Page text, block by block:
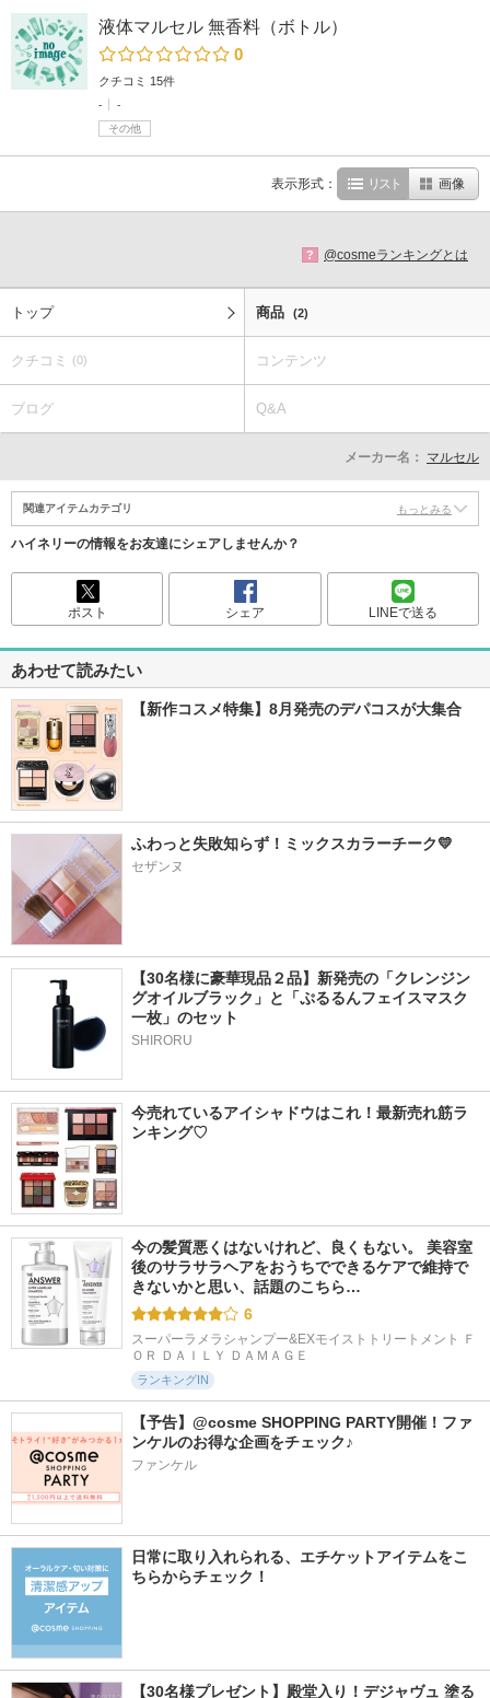
液体マルセル 無香料（ボトル）
0
クチコミ 15件
-
-
その他
表示形式： リスト 画像
? @cosmeランキングとは
トップ 商品 (2)
クチコミ (0) コンテンツ
ブログ Q&A
メーカー名： マルセル
関連アイテムカテゴリ もっとみる
ハイネリーの情報をお友達にシェアしませんか？
ポスト シェア LINEで送る
あわせて読みたい
【新作コスメ特集】8月発売のデパコスが大集合
ふわっと失敗知らず！ミックスカラーチーク💛
セザンヌ
【30名様に豪華現品２品】新発売の「クレンジン
グオイルブラック」と「ぷるるんフェイスマスク
一枚」のセット
SHIRORU
今売れているアイシャドウはこれ！最新売れ筋ラ
ンキング♡
今の髪質悪くはないけれど、良くもない。 美容室
後のサラサラヘアをおうちでできるケアで維持で
きないかと思い、話題のこちら…
6
スーパーラメラシャンプー&EXモイストトリートメント Ｆ
ＯＲ ＤＡＩＬＹ ＤＡＭＡＧＥ
ランキングIN
【予告】@cosme SHOPPING PARTY開催！ファ
ンケルのお得な企画をチェック♪
ファンケル
日常に取り入れられる、エチケットアイテムをこ
ちらからチェック！
【30名様プレゼント】殿堂入り！デジャヴュ 塗る